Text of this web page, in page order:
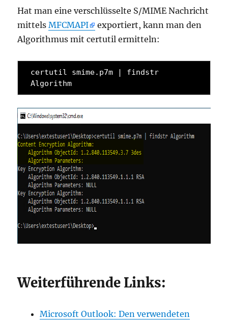
Hat man eine verschlüsselte S/MIME Nachricht
mittelsMFCMAPI
exportiert, kann man den
Algorithmus mit certutil ermitteln:
certutil smime.p7m | findstr
Algorithm
Weiterführende Links:
Microsoft Outlook: Den verwendeten